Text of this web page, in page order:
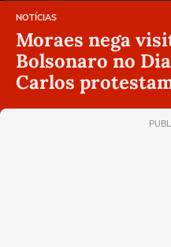
NOTÍCIAS
Moraes nega
Bolsonaro no
Carlos